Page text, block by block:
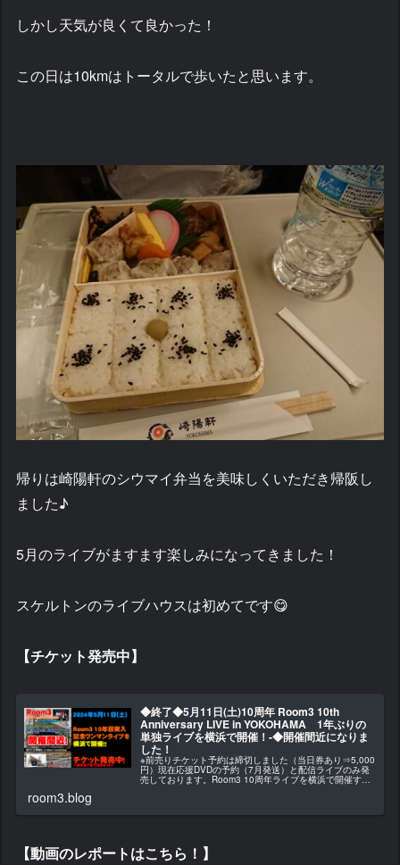
しかし天気が良くて良かった！
この日は10kmはトータルで歩いたと思います。
帰りは崎陽軒のシウマイ弁当を美味しくいただき帰阪し
ました♪
5月のライブがますます楽しみになってきました！
スケルトンのライブハウスは初めてです😋
【チケット発売中】
◆終了◆5月11日(土)10周年 Room3 10th
Anniversary LIVE in YOKOHAMA 1年ぶりの
単独ライブを横浜で開催！-◆開催間近になりま
した！
※前売りチケット予約は締切しました（当日券あり⇒5,000
円）現在応援DVDの予約（7月発送）と配信ライブのみ発
売しております。Room3 10周年ライブを横浜で開催する
ことになりました！！今回はライブハウスが苦手な方も安
room3.blog
【動画のレポートはこちら！】